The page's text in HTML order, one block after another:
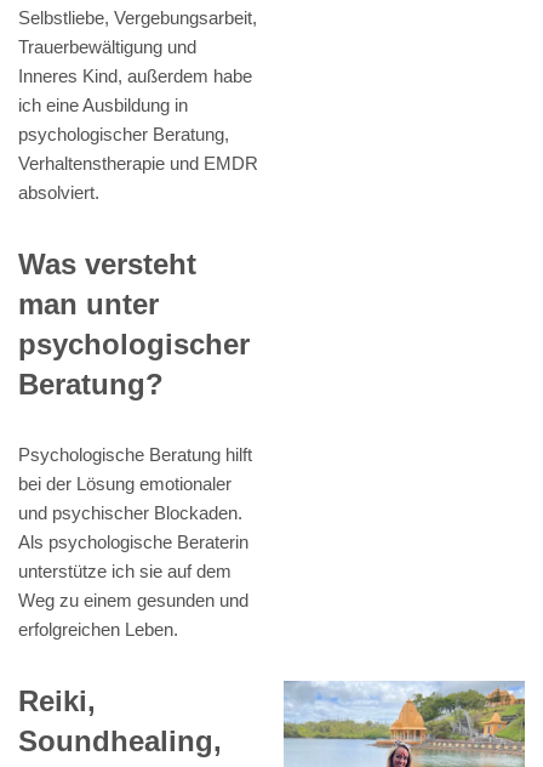
Selbstliebe, Vergebungsarbeit,
Trauerbewältigung und
Inneres Kind, außerdem habe
ich eine Ausbildung in
psychologischer Beratung,
Verhaltenstherapie und EMDR
absolviert.
Was versteht
man unter
psychologischer
Beratung?
Psychologische Beratung hilft
bei der Lösung emotionaler
und psychischer Blockaden.
Als psychologische Beraterin
unterstütze ich sie auf dem
Weg zu einem gesunden und
erfolgreichen Leben.
Reiki,
Soundhealing,